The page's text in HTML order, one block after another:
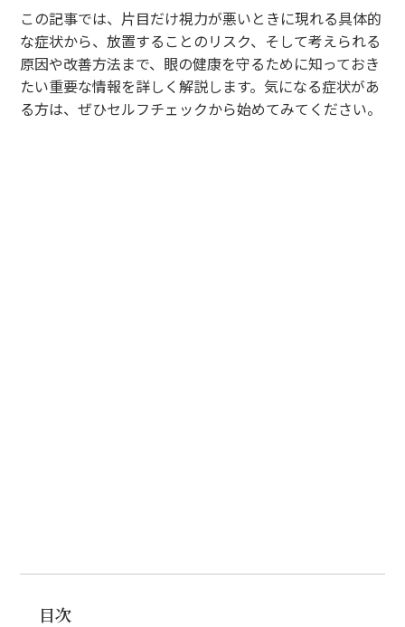
この記事では、片目だけ視力が悪いときに現れる具体的
な症状から、放置することのリスク、そして考えられる
原因や改善方法まで、眼の健康を守るために知っておき
たい重要な情報を詳しく解説します。気になる症状があ
る方は、ぜひセルフチェックから始めてみてください。
目次